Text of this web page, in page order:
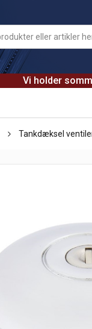
Vi holder
Tankdæksel